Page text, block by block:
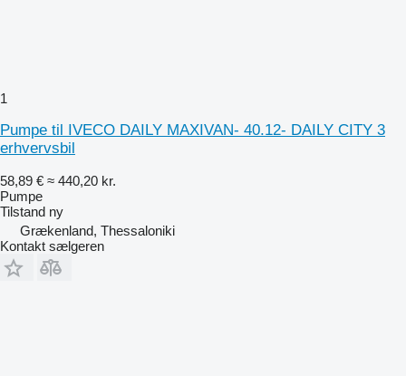
1
Pumpe til IVECO DAILY MAXIVAN- 40.12- DAILY CITY 3
erhvervsbil
58,89 € ≈ 440,20 kr.
Pumpe
Tilstand ny
Grækenland, Thessaloniki
Kontakt sælgeren